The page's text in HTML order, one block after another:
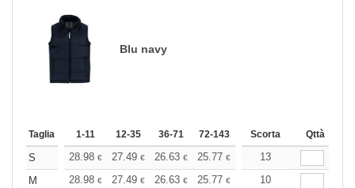
Blu navy
Taglia 1-11 12-35 36-71 72-143 144-287 288 +
Scorta Qttà
S 28.98 € 27.49 € 26.63 € 25.77 € 24.48€
13
M
28.98 € 27.49 € 26.63 € 25.77 € 24.48€
10